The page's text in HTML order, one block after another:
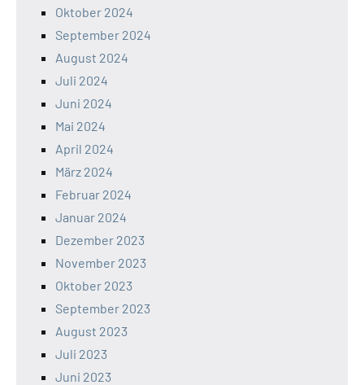
Oktober 2024
September 2024
August 2024
Juli 2024
Juni 2024
Mai 2024
April 2024
März 2024
Februar 2024
Januar 2024
Dezember 2023
November 2023
Oktober 2023
September 2023
August 2023
Juli 2023
Juni 2023